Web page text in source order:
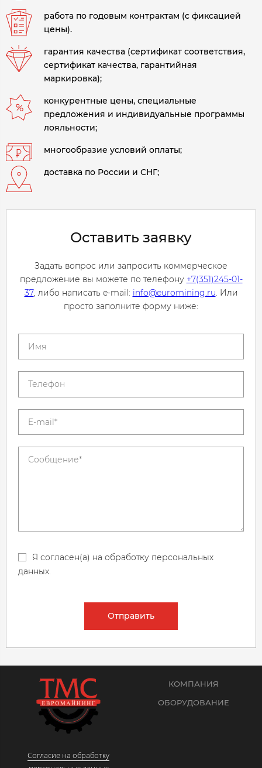
работа по годовым контрактам (с фиксацией
цены).
гарантия качества (сертификат соответствия,
сертификат качества, гарантийная
маркировка);
конкурентные цены, специальные
предложения и индивидуальные программы
лояльности;
многообразие условий оплаты;
доставка по России и СНГ;
Оставить заявку
Задать вопрос или запросить коммерческое
предложение вы можете по телефону +7(351)245-01-
37, либо написать e-mail: info@euromining.ru. Или
просто заполните форму ниже:
Я согласен(а) на обработку персональных
данных.
Отправить
Согласие на обработку
КОМПАНИЯ
ОБОРУДОВАНИЕ